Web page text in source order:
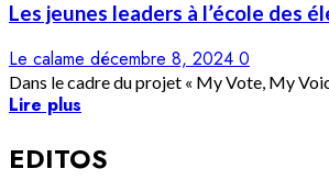
Les jeunes leaders à l’école des
Le calame décembre 8, 2024 0
Dans le cadre du projet « My Vote, My
Lire plus
EDITOS